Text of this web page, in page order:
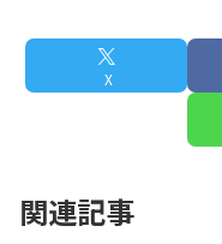
X
関連記事